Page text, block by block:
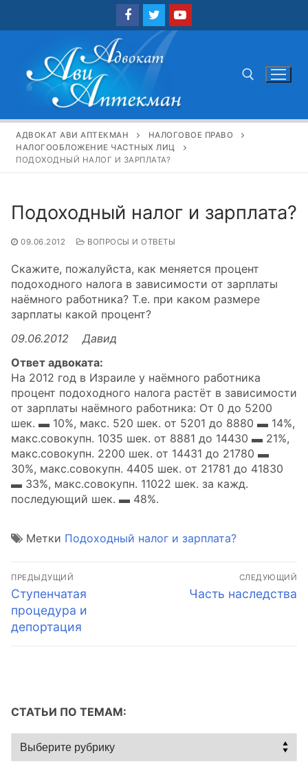
Найти:
АДВОКАТ АВИ АПТЕКМАН
НАЛОГОВОЕ ПРАВО
НАЛОГООБЛОЖЕНИЕ ЧАСТНЫХ ЛИЦ
ПОДОХОДНЫЙ НАЛОГ И ЗАРПЛАТА?
Подоходный налог и зарплата?
09.06.2012 ВОПРОСЫ И ОТВЕТЫ
Скажите, пожалуйста, как меняется процент
подоходного налога в зависимости от зарплаты
наёмного работника? Т.е. при каком размере
зарплаты какой процент?
09.06.2012 Давид
Ответ адвоката:
На 2012 год в Израиле у наёмного работника
процент подоходного налога растёт в зависимости
от зарплаты наёмного работника: От 0 до 5200
шек. ▬ 10%, макс. 520 шек. от 5201 до 8880 ▬ 14%,
макс.совокупн. 1035 шек. от 8881 до 14430 ▬ 21%,
макс.совокупн. 2200 шек. от 14431 до 21780 ▬
30%, макс.совокупн. 4405 шек. от 21781 до 41830
▬ 33%, макс.совокупн. 11022 шек. за кажд.
последующий шек. ▬ 48%.
Метки Подоходный налог и зарплата?
Навигация
по
записям
ПРЕДЫДУЩИЙ
Предыдущая
запись:
Ступенчатая
процедура и
депортация
СЛЕДУЮЩИЙ
Следующая
Часть наследства
СТАТЬИ ПО ТЕМАМ:
Статьи
по